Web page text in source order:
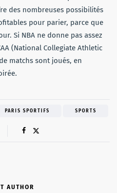
des nombreuses possibilités
pour parier, parce que
Si NBA ne donne pas assez
(National Collegiate Athletic
matchs sont joués, en
PARIS SPORTIFS SPORTS
AUTHOR